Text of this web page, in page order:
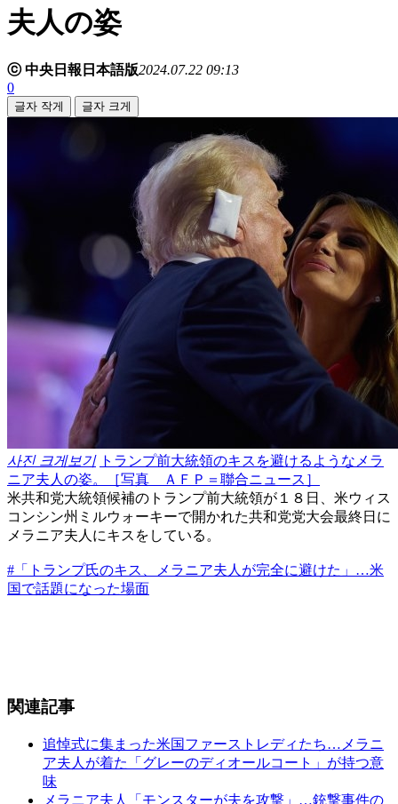
夫人の姿
ⓒ 中央日報日本語版2024.07.22 09:13
0
글자 작게 글자 크게
사진 크게보기 トランプ前大統領のキスを避けるようなメラ
ニア夫人の姿。［写真 ＡＦＰ＝聯合ニュース］
米共和党大統領候補のトランプ前大統領が１８日、米ウィス
コンシン州ミルウォーキーで開かれた共和党党大会最終日に
メラニア夫人にキスをしている。
#「トランプ氏のキス、メラニア夫人が完全に避けた」…米
国で話題になった場面
関連記事
追悼式に集まった米国ファーストレディたち…メラニ
ア夫人が着た「グレーのディオールコート」が持つ意
味
メラニア夫人「モンスターが夫を攻撃」…銃撃事件の